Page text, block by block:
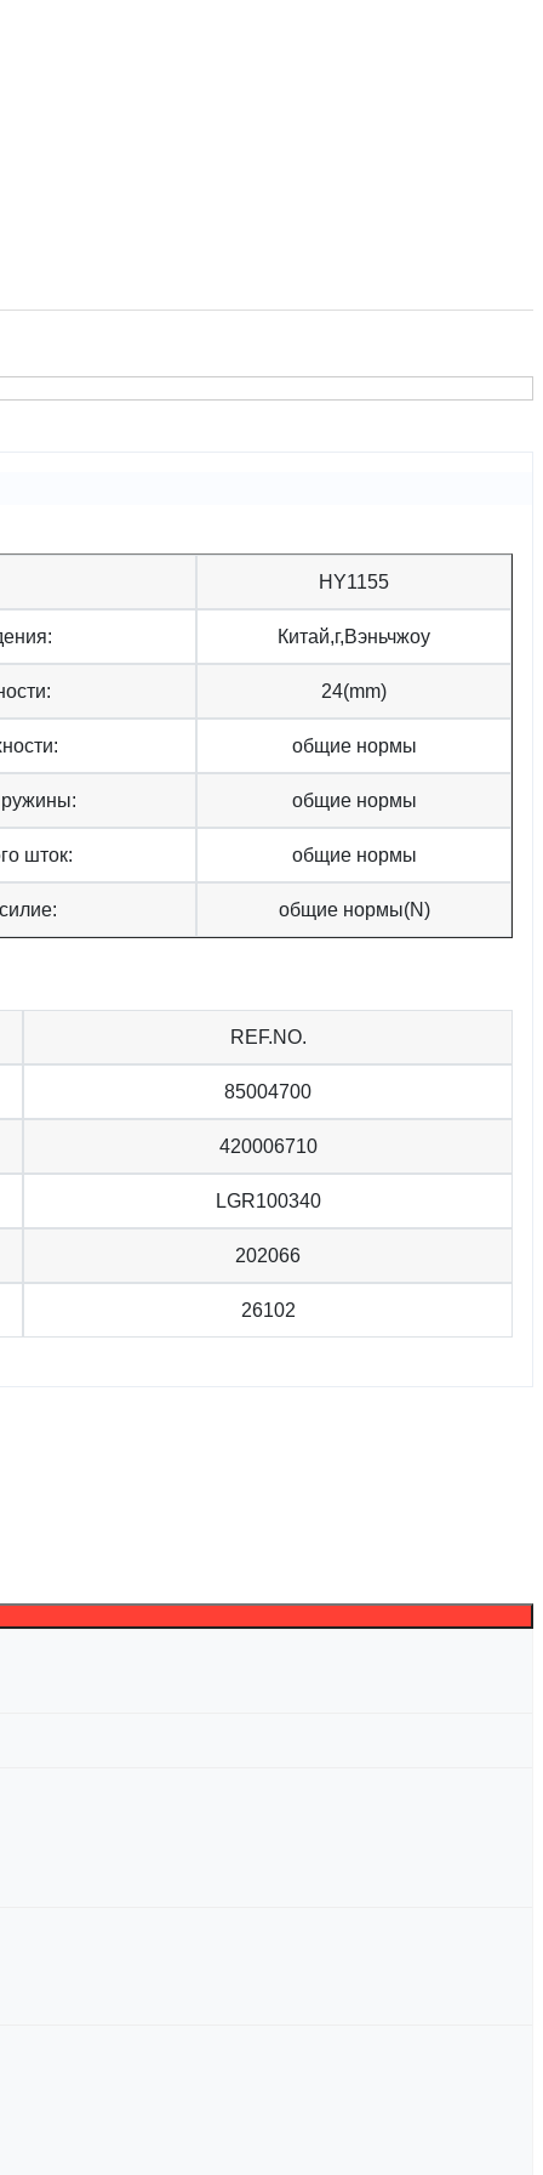
HY1155
Китай,г,Вэньчжоу
24(mm)
общие нормы
общие нормы
шток: общие нормы
общие нормы(N)
REF.NO.
85004700
420006710
LGR100340
202066
26102